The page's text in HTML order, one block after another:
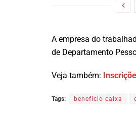
A empresa do
de Departamento
Veja também:
Tags: benefício caixa